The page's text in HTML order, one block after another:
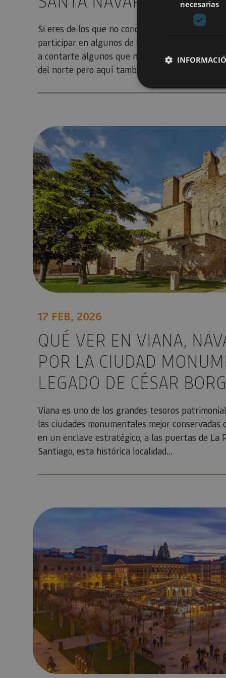
Si eres de los que no concibes una escapada en
participar en algunos de los actos solemnes
a contarte algunos que no te puedes perder en
del norte pero aquí también se palpa la...
Qué ver en Viana, Navarra: guía por la ciudad
17 FEB, 2026
QUÉ VER EN VIANA,
POR LA CIUDAD
LEGADO DE CÉSAR
Viana es uno de los grandes tesoros
las ciudades monumentales mejor conservadas
en un enclave estratégico, a las puertas de La
Santiago, esta histórica localidad...
Navidad en Navarra
necesarias
Las cookies
gestión de cuentas.
Nombre
JSESSIONID
COOKIE_SUPPORT
_ga
_ga_V2BZ6ZS61P
_pk_ses.59.3f34
pageviewCount
uid
GN
Event3PvTriggered